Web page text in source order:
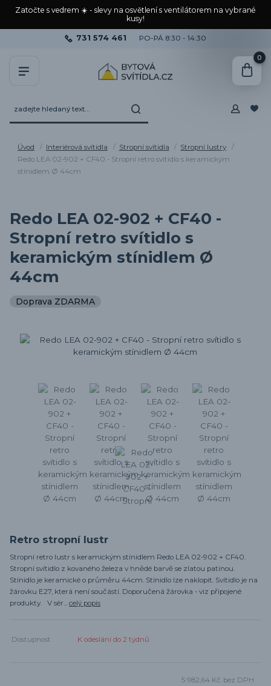
Zatočte s vedrem ☀️ - slevy na osvětlení s ventilátorem na vybrané
kusy!
731 574 461 PO-PÁ 8:30 - 14:30
0
Úvod Interiérová svítidla Stropní svítidla
Stropní lustry
Redo LEA 02-902 + CF40 - Stropní retro svítidlo s keramickým
stínidlem Ø 44cm
Redo LEA 02-902 + CF40 -
Stropní retro svítidlo s
keramickým stínidlem Ø
44cm
Doprava ZDARMA
Retro stropní lustr
Stropní retro lustr s keramickým stínidlem Redo LEA 02-902 + CF40.
Stropní svítidlo z kovaného železa v hnědé barvě se zlatou patinou.
Stínidlo je keramické o průměru 44cm. Stínidlo lze naklopit. Svítidlo je na
žárovku E27, která není součástí. Doporučená žárovka - viz připojené
produkty. V sér... celý popis
Dostupnost K odeslání do 2 týdnů
5 982,64 Kč bez DPH